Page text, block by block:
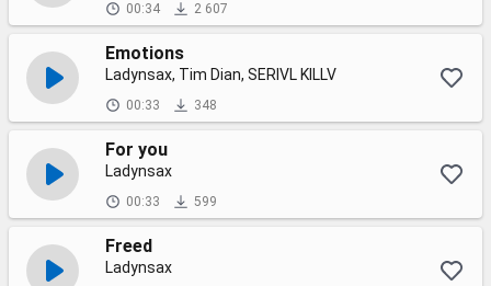
00:34 2 607
Emotions
Ladynsax, Tim Dian, SERIVL KILLV
00:33 348
For you
Ladynsax
00:33 599
Freed
Ladynsax